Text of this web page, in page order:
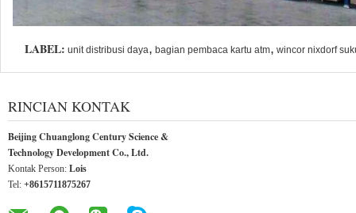
LABEL: unit distribusi daya, bagian pembaca kartu atm, wincor nixdorf
RINCIAN KONTAK
Beijing Chuanglong Century Science &
Technology Development Co., Ltd.
Kontak Person: Lois
Tel: +8615711875267